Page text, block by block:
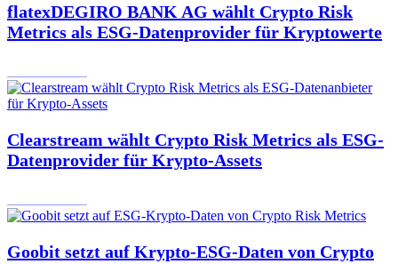
flatexDEGIRO BANK AG wählt Crypto Risk
Metrics als ESG-Datenprovider für Kryptowerte
Clearstream wählt Crypto Risk Metrics als ESG-
Datenprovider für Krypto-Assets
Goobit setzt auf Krypto-ESG-Daten von Crypto